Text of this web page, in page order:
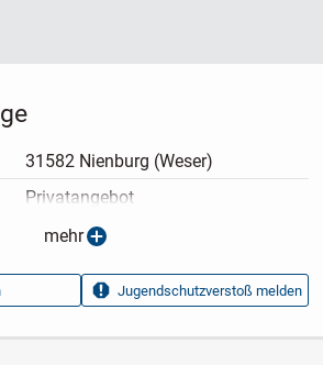
31582 Nienburg (Weser)
Privatangebot
08.07.2026
33888756
15
mehr
Jugendschutzverstoß melden